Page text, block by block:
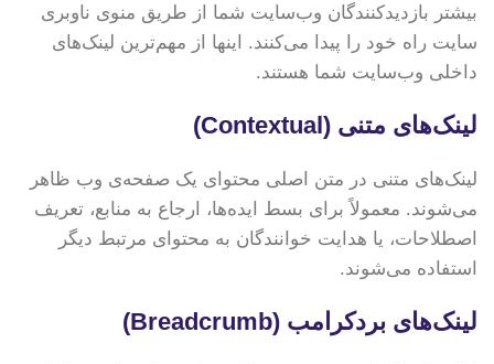
بیشتر بازدیدکنندگان وب‌سایت شما از طریق منوی ناوبری
سایت راه خود را پیدا می‌کنند. اینها از مهم‌ترین لینک‌های
داخلی وب‌سایت شما هستند.
لینک‌های متنی (Contextual)
لینک‌های متنی در متن اصلی محتوای یک صفحه‌ی وب ظاهر
می‌شوند. معمولاً برای بسط ایده‌ها، ارجاع به منابع، تعریف
اصطلاحات، یا هدایت خوانندگان به محتوای مرتبط دیگر
استفاده می‌شوند.
لینک‌های بردکرامب (Breadcrumb)